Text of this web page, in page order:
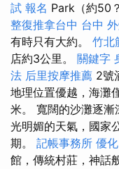
試 報名 Park（約50
整復推拿台中 台中
有時只有大約。 竹北
店約3公里。 關鍵字
法 后里按摩推薦 2號
地理位置優越，海灘
米。 寬闊的沙灘逐
光明媚的天氣，國家
期。 記帳事務所 優化
館，傳統村莊，神話